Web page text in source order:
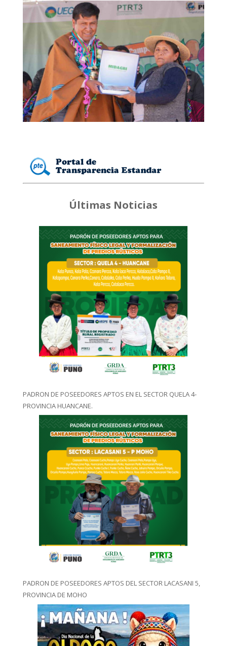
Últimas Noticias
PADRON DE POSEEDORES APTOS EN EL SECTOR QUELA 4-
PROVINCIA HUANCANE.
PADRON DE POSEEDORES APTOS DEL SECTOR LACASANI 5,
PROVINCIA DE MOHO